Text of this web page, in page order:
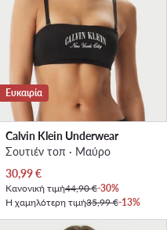
Ευκαιρία
Calvin Klein Underwear
Σουτιέν τοπ · Μαύρο
Τρέχουσα τιμή
30,99€
Κανονική τιμή44,90 €-30%
Η χαμηλότερη τιμή35,99 €-13%